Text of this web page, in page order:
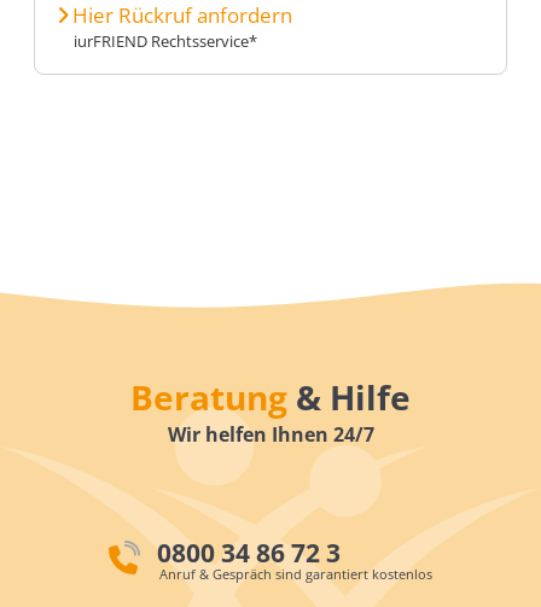
Hier Rückruf anfordern
iurFRIEND Rechtsservice*
Beratung & Hilfe
Wir helfen Ihnen 24/7
0800 34 86 72 3
Anruf & Gespräch sind garantiert kostenlos